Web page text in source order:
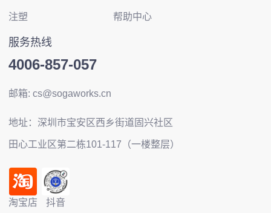
注塑 帮助中心
服务热线
4006-857-057
邮箱: cs@sogaworks.cn
地址：深圳市宝安区西乡街道固兴社区
田心工业区第二栋101-117（一楼整层）
淘宝店 抖音